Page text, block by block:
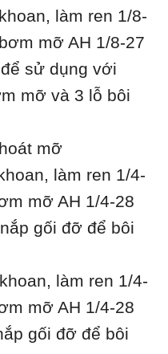
làm ren 1/8-
mỡ AH 1/8-27
sử dụng với
mỡ và 3 lỗ bôi
mỡ
làm ren 1/4-
mỡ AH 1/4-28
gối đỡ để bôi
làm ren 1/4-
mỡ AH 1/4-28
gối đỡ để bôi